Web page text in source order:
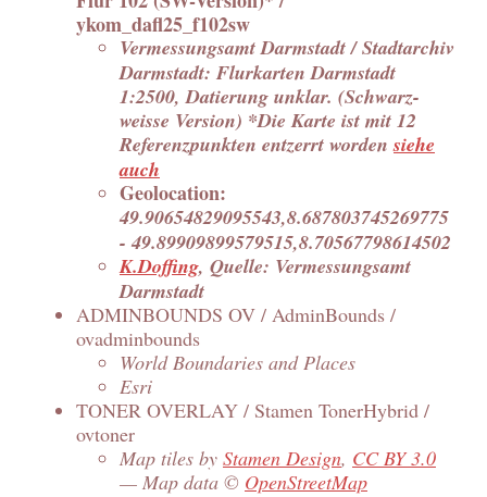
ykom_dafl25_f102sw
Vermessungsamt Darmstadt / Stadtarchiv
Darmstadt: Flurkarten Darmstadt
1:2500, Datierung unklar. (Schwarz-
weisse Version) *Die Karte ist mit 12
Referenzpunkten entzerrt wordensiehe
auch
Geolocation:
49.90654829095543,8.687803745269775
- 49.89909899579515,8.70567798614502
K.Doffing, Quelle: Vermessungsamt
Darmstadt
ADMINBOUNDS OV / AdminBounds /
ovadminbounds
World Boundaries and Places
Esri
TONER OVERLAY / Stamen TonerHybrid /
ovtoner
Map tiles by Stamen Design, CC BY 3.0
— Map data © OpenStreetMap